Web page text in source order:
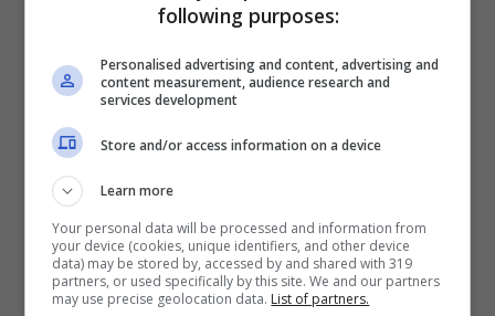
presenza del batterioEscherichia coli
Non toccare nulla che non sia
per esempio, i tavolini pieghevoli o
qualsiasi altra cosa che si potrebbe
evitare di toccare perché non utile
Altre 6 cose da non fare in
following purposes:
Personalised advertising and content, advertising and
content measurement, audience research and
services development
Store and/or access information on a device
Learn more
Your personal data will be processed and information from
your device (cookies, unique identifiers, and other device
data) may be stored by, accessed by and shared with 319
partners, or used specifically by this site. We and our partners
may use precise geolocation data. List of partners.